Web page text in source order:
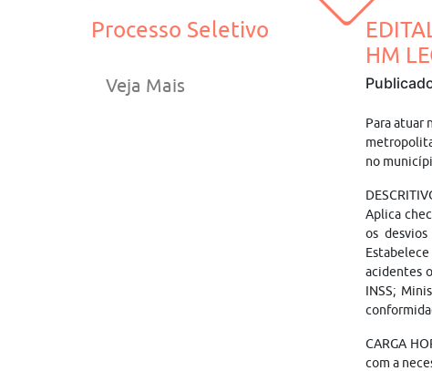
Processo Seletivo
Veja Mais
HM
Para atuar
no
Aplica
os
acidentes
INSS;
CARGA
com a